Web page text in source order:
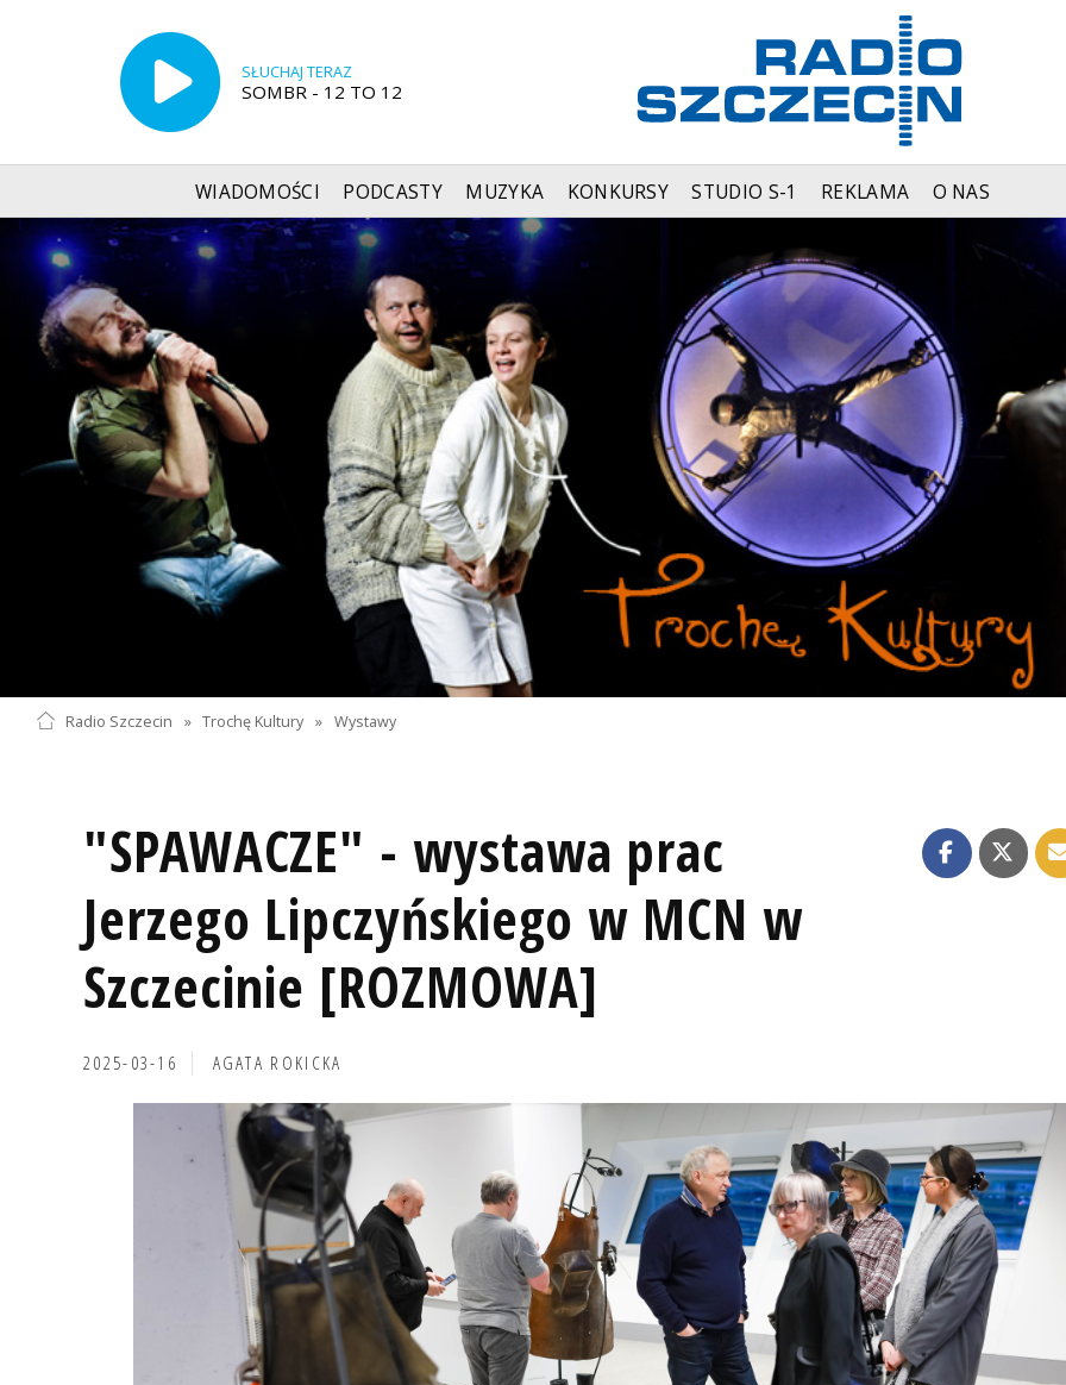
SŁUCHAJ TERAZ
SOMBR - 12 TO 12
WIADOMOŚCI PODCASTY MUZYKA KONKURSY STUDIO S-1 REKLAMA O NAS
Radio Szczecin » Trochę Kultury » Wystawy
"SPAWACZE" - wystawa prac
Jerzego Lipczyńskiego w MCN w
Szczecinie [ROZMOWA]
2025-03-16 AGATA ROKICKA